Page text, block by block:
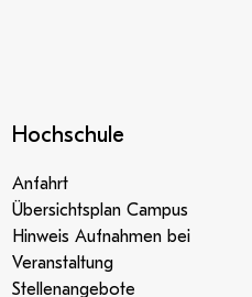
Hochschule
Anfahrt
Übersichtsplan Campus
Hinweis Aufnahmen bei
Veranstaltung
Stellenangebote